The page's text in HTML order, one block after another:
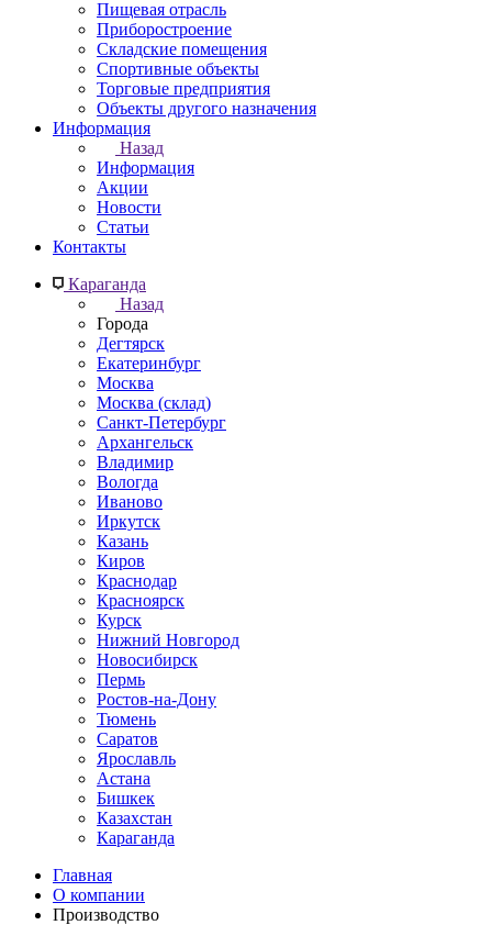
Пищевая отрасль
Приборостроение
Складские помещения
Спортивные объекты
Торговые предприятия
Объекты другого назначения
Информация
Назад
Информация
Акции
Новости
Статьи
Контакты
Караганда
Назад
Города
Дегтярск
Екатеринбург
Москва
Москва (склад)
Санкт-Петербург
Архангельск
Владимир
Вологда
Иваново
Иркутск
Казань
Киров
Краснодар
Красноярск
Курск
Нижний Новгород
Новосибирск
Пермь
Ростов-на-Дону
Тюмень
Саратов
Ярославль
Астана
Бишкек
Казахстан
Караганда
Главная
О компании
Производство